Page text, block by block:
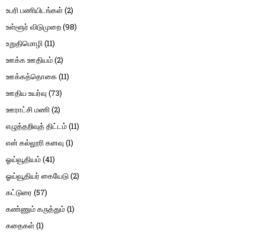
உபரி பணியிடங்கள்(2)
உள்ளூர் விடுமுறை(98)
உறுதிமொழி(11)
ஊக்க ஊதியம்(2)
ஊக்கத்தொகை(11)
ஊதிய உயர்வு (73)
ஊராட்சி மணி(2)
எழுத்தறிவுத் திட்டம்(11)
என் கல்லூரி கனவு (1)
ஓய்வூதியம்(41)
ஓய்வூதியர் கையேடு(2)
கட்டுரை (57)
கண்ணும் கருத்தும்(1)
கதைகள்(1)